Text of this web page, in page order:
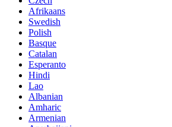
Afrikaans
Swedish
Polish
Basque
Catalan
Esperanto
Hindi
Lao
Albanian
Amharic
Armenian